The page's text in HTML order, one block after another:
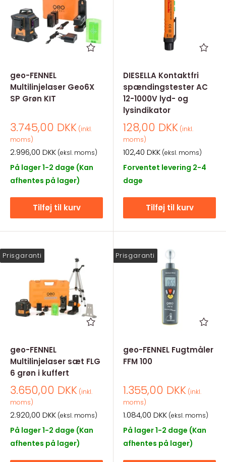
geo-FENNEL
Multilinjelaser Geo6X
SP Grøn KIT
Salgspris
3.745,00 DKK (inkl.
moms)
Salgspris
2.996,00 DKK (eksl. moms)
På lager 1-2 dage (Kan
afhentes på lager)
Tilføj til kurv
DIESELLA Kontaktfri
spændingstester AC
12-1000V lyd- og
lysindikator
Salgspris
128,00 DKK (inkl.
moms)
Salgspris
102,40 DKK (eksl. moms)
Forventet levering 2-4
dage
Tilføj til kurv
Prisgaranti
geo-FENNEL
Multilinjelaser sæt FLG
6 grøn i kuffert
Salgspris
3.650,00 DKK (inkl.
moms)
Salgspris
2.920,00 DKK (eksl. moms)
På lager 1-2 dage (Kan
afhentes på lager)
Prisgaranti
geo-FENNEL Fugtmåler
FFM 100
Salgspris
1.355,00 DKK (inkl.
moms)
Salgspris
1.084,00 DKK (eksl. moms)
På lager 1-2 dage (Kan
afhentes på lager)